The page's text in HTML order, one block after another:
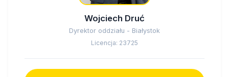
Wojciech Druć
Dyrektor oddziału - Białystok
Licencja: 23725